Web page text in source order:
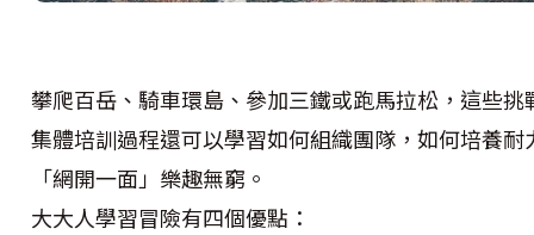
攀爬百岳、騎車環島、參加三鐵或跑馬拉松，這些
集體培訓過程還可以學習如何組織團隊，如何培養
「網開一面」樂趣無窮。
大大人學習冒險有四個優點：